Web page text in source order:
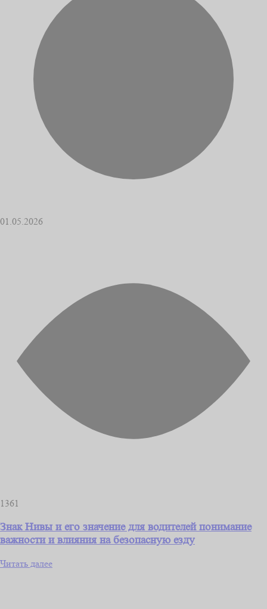
01.05.2026
1361
Знак Нивы и его значение для водителей понимание
важности и влияния на безопасную езду
Читать далее